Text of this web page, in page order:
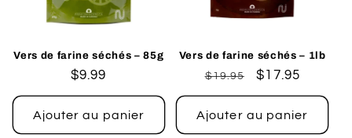
Vers de farine séchés – 85g
Prix
habituel
$9.99
Ajouter au panier
Vers de farine séchés – 1lb
Prix
habituel
$19.95
Prix
promotionnel
$17.95
Ajouter au panier